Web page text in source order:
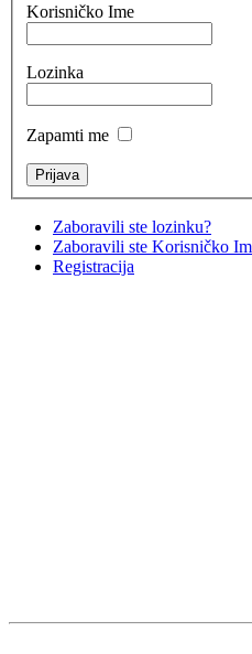
Korisničko Ime
Lozinka
Zapamti me
Zaboravili ste lozinku?
Zaboravili ste Korisničko
Registracija